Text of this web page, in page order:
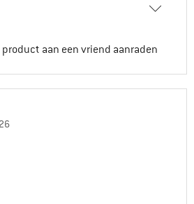
aan een vriend aanraden